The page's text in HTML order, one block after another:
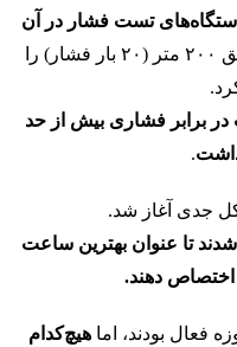
تست فشار در آن
، فقط امکان اندازه‌گیری تا عمق ۲۰۰ متر (۲۰ بار فشار) را
در برابر فشاری بیش از حد
.
جدی آغاز شد.
تا عنوان بهترین ساعت
اختصاص دهند.
فعال بودند، اما هیچ‌کدام